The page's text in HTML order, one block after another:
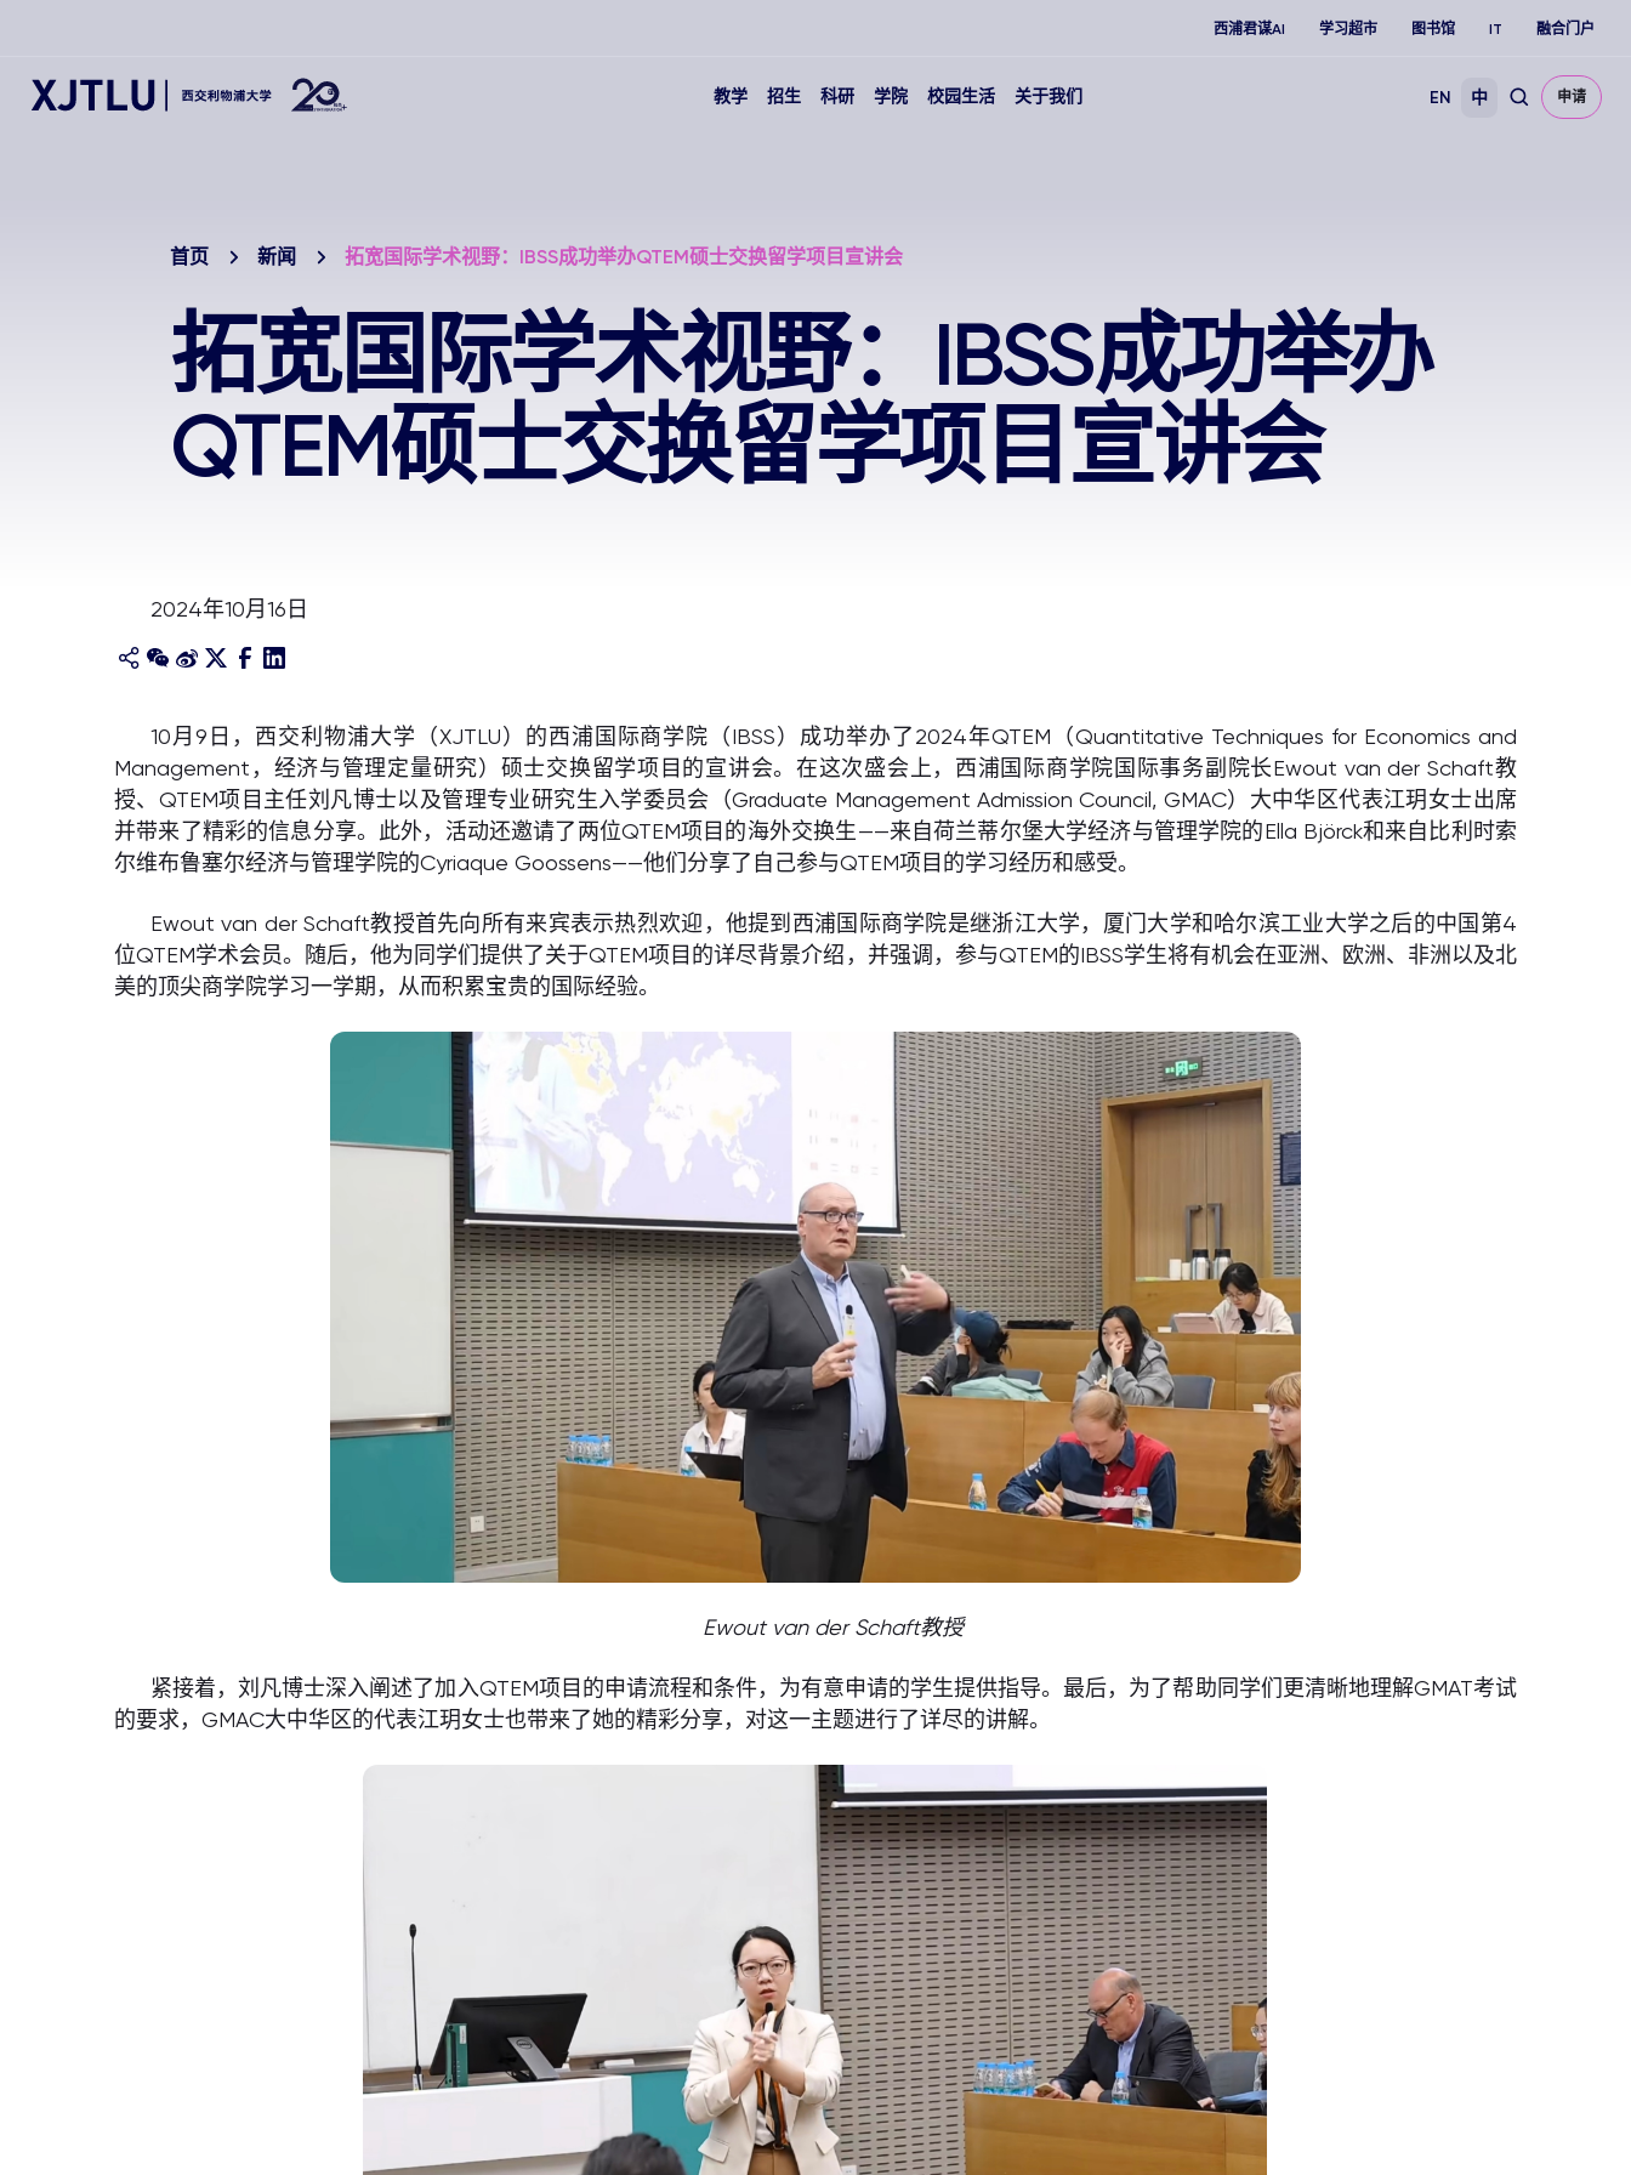
西浦君谋AI 学习超市 图书馆 IT 融合门户
教学 招生 科研 学院 校园生活 关于我们 EN 中 申请
首页 新闻 拓宽国际学术视野：IBSS成功举办QTEM硕士交换留学项目宣讲会
拓宽国际学术视野：IBSS成功举办
QTEM硕士交换留学项目宣讲会
2024年10月16日
10月9日，西交利物浦大学（XJTLU）的西浦国际商学院（IBSS）成功举办了2024年QTEM（Quantitative Techniques for Economics and
Management，经济与管理定量研究）硕士交换留学项目的宣讲会。在这次盛会上，西浦国际商学院国际事务副院长Ewout van der Schaft教
授、QTEM项目主任刘凡博士以及管理专业研究生入学委员会（Graduate Management Admission Council, GMAC）大中华区代表江玥女士出席
并带来了精彩的信息分享。此外，活动还邀请了两位QTEM项目的海外交换生——来自荷兰蒂尔堡大学经济与管理学院的Ella Björck和来自比利时索
尔维布鲁塞尔经济与管理学院的Cyriaque Goossens——他们分享了自己参与QTEM项目的学习经历和感受。
Ewout van der Schaft教授首先向所有来宾表示热烈欢迎，他提到西浦国际商学院是继浙江大学，厦门大学和哈尔滨工业大学之后的中国第4
位QTEM学术会员。随后，他为同学们提供了关于QTEM项目的详尽背景介绍，并强调，参与QTEM的IBSS学生将有机会在亚洲、欧洲、非洲以及北
美的顶尖商学院学习一学期，从而积累宝贵的国际经验。
Ewout van der Schaft教授
紧接着，刘凡博士深入阐述了加入QTEM项目的申请流程和条件，为有意申请的学生提供指导。最后，为了帮助同学们更清晰地理解GMAT考试
的要求，GMAC大中华区的代表江玥女士也带来了她的精彩分享，对这一主题进行了详尽的讲解。